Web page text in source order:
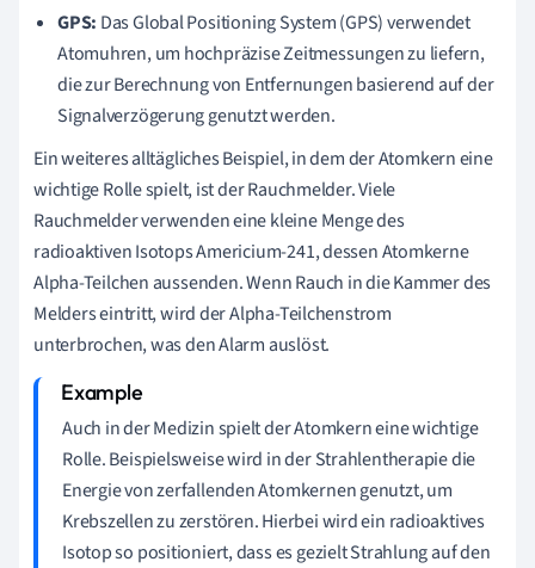
GPS: Das Global Positioning System (GPS) verwendet
Atomuhren, um hochpräzise Zeitmessungen zu liefern,
die zur Berechnung von Entfernungen basierend auf der
Signalverzögerung genutzt werden.
Ein weiteres alltägliches Beispiel, in dem der Atomkern eine
wichtige Rolle spielt, ist der Rauchmelder. Viele
Rauchmelder verwenden eine kleine Menge des
radioaktiven Isotops Americium-241, dessen Atomkerne
Alpha-Teilchen aussenden. Wenn Rauch in die Kammer des
Melders eintritt, wird der Alpha-Teilchenstrom
unterbrochen, was den Alarm auslöst.
Auch in der Medizin spielt der Atomkern eine wichtige
Rolle. Beispielsweise wird in der Strahlentherapie die
Energie von zerfallenden Atomkernen genutzt, um
Krebszellen zu zerstören. Hierbei wird ein radioaktives
Isotop so positioniert, dass es gezielt Strahlung auf den